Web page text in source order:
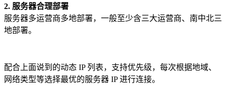
2. 服务器合理部署
服务器多运营商多地部署，一般至少含三大运营商、南中北三
地部署。
配合上面说到的动态 IP 列表，支持优先级，每次根据地域、
网络类型等选择最优的服务器 IP 进行连接。